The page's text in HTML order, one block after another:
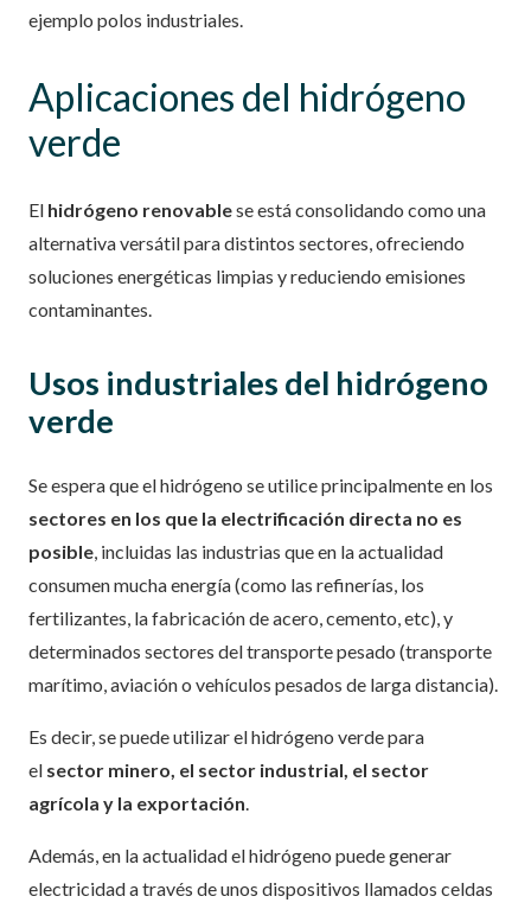
ejemplo polos industriales.
Aplicaciones del hidrógeno
verde
El hidrógeno renovablese está consolidando como una
alternativa versátil para distintos sectores, ofreciendo
soluciones energéticas limpias y reduciendo emisiones
contaminantes.
Usos industriales del hidrógeno
verde
Se espera que el hidrógeno se utilice principalmente en los
sectores en los que la electrificación directa no es
posible, incluidas las industrias que en la actualidad
consumen mucha energía (como las refinerías, los
fertilizantes, la fabricación de acero, cemento, etc), y
determinados sectores del transporte pesado (transporte
marítimo, aviación o vehículos pesados de larga distancia).
Es decir, se puede utilizar el hidrógeno verde para
el sector minero, el sector industrial, el sector
agrícola y la exportación.
Además, en la actualidad el hidrógeno puede generar
electricidad a través de unos dispositivos llamados celdas